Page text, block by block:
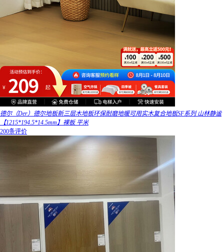
德尔（Der）德尔地板新三层木地板环保耐磨地暖可用实木复合地板SF系列 山林静谧
【1215*194.5*14.5mm】裸板 平米
200条评价